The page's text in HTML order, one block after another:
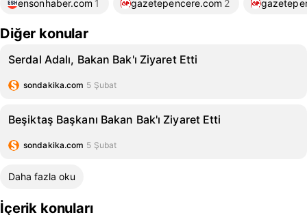
ensonhaber.com 1 gazetepencere.com 2
Diğer konular
Serdal Adalı, Bakan Bak'ı Ziyaret Etti
sondakika.com 5 Şubat
Beşiktaş Başkanı Bakan Bak'ı Ziyaret Etti
sondakika.com 5 Şubat
Daha fazla oku
İçerik konuları